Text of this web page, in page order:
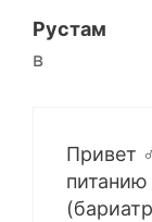
Рустам
в
Привет